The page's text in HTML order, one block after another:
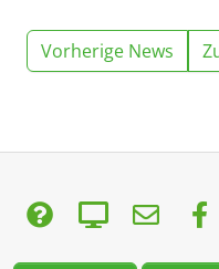
Vorherige News